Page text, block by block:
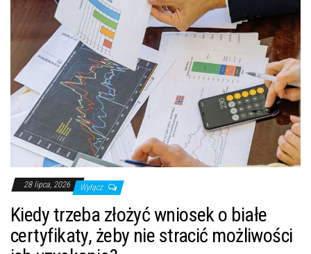
28 lipca, 2026 Wyłącz
Kiedy trzeba złożyć wniosek o białe
certyfikaty, żeby nie stracić możliwości